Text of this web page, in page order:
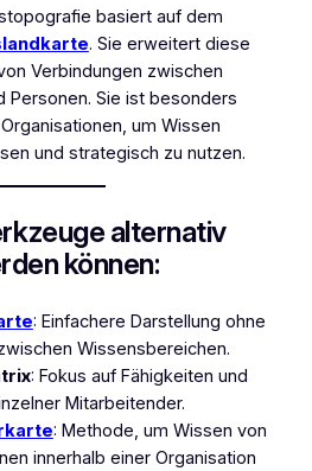
basiert auf dem
. Sie erweitert diese
Verbindungen zwischen
Personen. Sie ist besonders
um Wissen
und strategisch zu nutzen.
alternativ
können:
: Einfachere Darstellung ohne
Wissensbereichen.
: Fokus auf Fähigkeiten und
Mitarbeitender.
: Methode, um Wissen von
innerhalb einer Organisation